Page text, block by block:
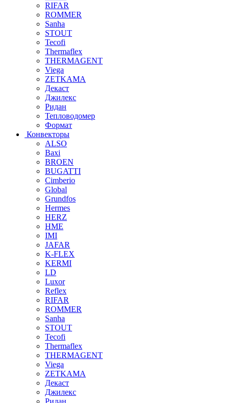
RIFAR
ROMMER
Sanha
STOUT
Tecofi
Thermaflex
THERMAGENT
Viega
ZETKAMA
Декаст
Джилекс
Ридан
Тепловодомер
Формат
Конвекторы
ALSO
Baxi
BROEN
BUGATTI
Cimberio
Global
Grundfos
Hermes
HERZ
HME
IMI
JAFAR
K-FLEX
KERMI
LD
Luxor
Reflex
RIFAR
ROMMER
Sanha
STOUT
Tecofi
Thermaflex
THERMAGENT
Viega
ZETKAMA
Декаст
Джилекс
Ридан